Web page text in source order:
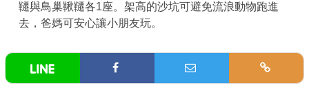
韆與鳥巢鞦韆各1座。架高的沙坑可避免流浪動物跑進
去，爸媽可安心讓小朋友玩。